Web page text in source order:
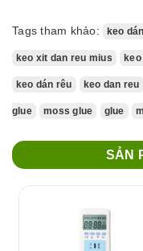
Tags tham khảo: keo
keo xit dan reu mius
keo dán rêu keo dan reu
glue moss glue glue
SẢN